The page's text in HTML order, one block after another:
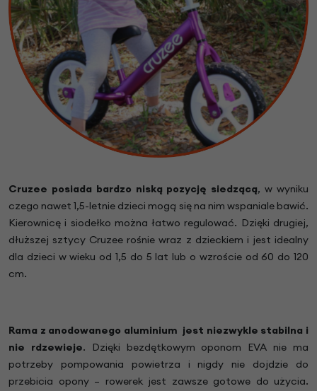
Cruzee posiada bardzo niską pozycję siedzącą, w wyniku
czego nawet 1,5-letnie dzieci mogą się na nim wspaniale bawić.
Kierownicę i siodełko można łatwo regulować. Dzięki drugiej,
dłuższej sztycy Cruzee rośnie wraz z dzieckiem i jest idealny
dla dzieci w wieku od 1,5 do 5 lat lub o wzroście od 60 do 120
cm.
Rama z anodowanego aluminium jest niezwykle stabilna i
nie rdzewieje. Dzięki bezdętkowym oponom EVA nie ma
potrzeby pompowania powietrza i nigdy nie dojdzie do
przebicia opony – rowerek jest zawsze gotowe do użycia.